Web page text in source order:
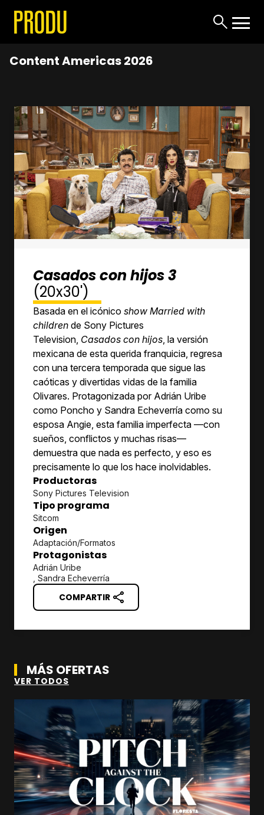
Content Americas 2026
Casados con hijos 3
(20x30')
Basada en el icónico show Married with
children de Sony Pictures
Television, Casados con hijos, la versión
mexicana de esta querida franquicia, regresa
con una tercera temporada que sigue las
caóticas y divertidas vidas de la familia
Olivares. Protagonizada por Adrián Uribe
como Poncho y Sandra Echeverría como su
esposa Angie, esta familia imperfecta —con
sueños, conflictos y muchas risas—
demuestra que nada es perfecto, y eso es
precisamente lo que los hace inolvidables.
Productoras
Sony Pictures Television
Tipo programa
Sitcom
Origen
Adaptación/Formatos
Protagonistas
Adrián Uribe
, Sandra Echeverría
COMPARTIR
MÁS OFERTAS
VER TODOS